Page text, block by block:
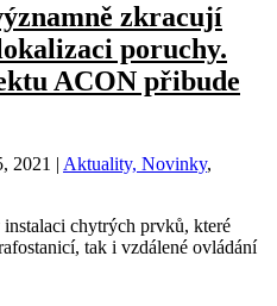
zkracují
poruchy.
ACON přibude
2021 | Aktuality, Novinky,
chytrých prvků, které
tak i vzdálené ovládání